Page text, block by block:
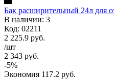
Бак расширительный 24л для
В наличии: 3
Код: 02211
2 225.9 руб.
/шт
2 343 руб.
-5%
Экономия 117.2 руб.